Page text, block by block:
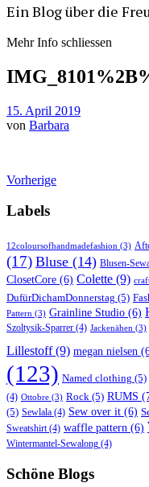
Ein Blog über die
Mehr Info schliessen
15. April 2019
von Barbara
Vorherige
Labels
12coloursofhandmadefashion (3)
(17) Bluse (14) Blusen-
ClosetCore (6) Colette (9)
DufürDichamDonnerstag (5)
Pattern (3) Grainline Studio (6)
Szoltysik-Sparrer (4) Jackenähen (3)
Lillestoff(9) megan nielsen
(123) Named clothing (5)
(4) Ottobre (3) Rock (5) RUMS
(5) Sewlala (4) Sew over it (6)
Sweatshirt(4) waffle pattern (6)
Wintermantel-Sewalong (4)
Schöne Blogs